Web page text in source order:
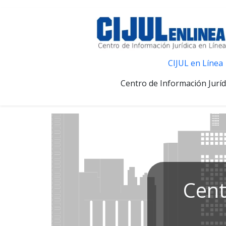
CIJUL en Línea
Centro de Información